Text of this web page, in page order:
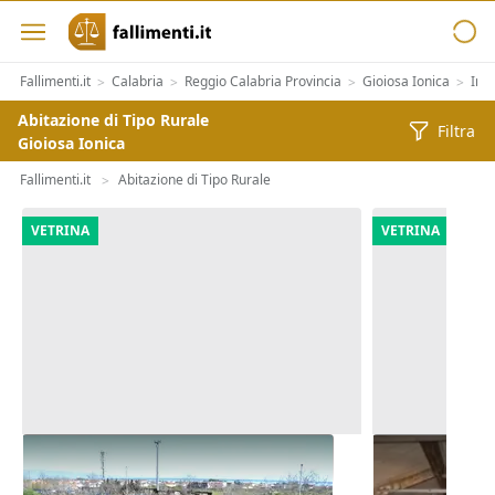
Fallimenti.it > Calabria > Reggio Calabria Provincia > Gioiosa Ionica >
Abitazione di Tipo Rurale
Gioiosa Ionica
Filtra
Fallimenti.it > Abitazione di Tipo Rurale
VETRINA
Asta Lastrico solare di 340 mq
VETRINA
Asta
sottotetto